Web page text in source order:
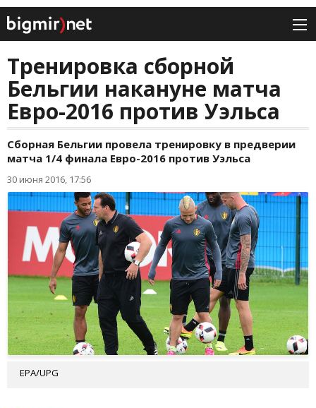
Тренировка сборной
Бельгии накануне матча
Евро-2016 против Уэльса
Сборная Бельгии провела тренировку в предверии
матча 1/4 финала Евро-2016 против Уэльса
30 июня 2016, 17:56
EPA/UPG